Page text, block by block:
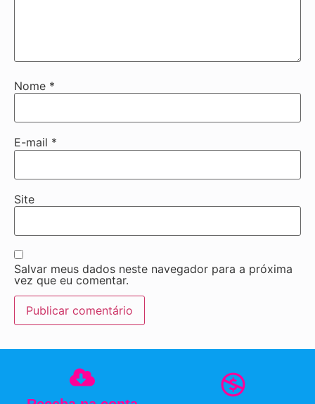
Nome *
E-mail *
Site
Salvar meus dados neste navegador para a próxima
vez que eu comentar.